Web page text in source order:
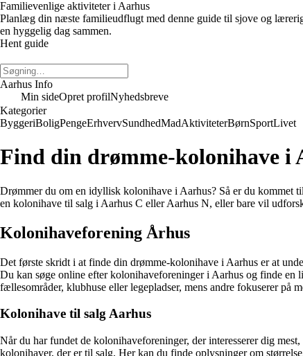
Familievenlige aktiviteter i Aarhus
Planlæg din næste familieudflugt med denne guide til sjove og
en hyggelig dag sammen.
Hent guide
Aarhus Info
Min sideOpret profilNyhedsbreve
Kategorier
ByggeriBoligPengeErhvervSundhedMadAktiviteterBørnSportLivet
Find din drømme-kolonihave i
Drømmer du om en idyllisk kolonihave i Aarhus? Så er du kommet
en kolonihave til salg i Aarhus C eller Aarhus N, eller bare vil
Kolonihaveforening Århus
Det første skridt i at finde din drømme-kolonihave i Aarhus er at
Du kan søge online efter kolonihaveforeninger i Aarhus og finde
fællesområder, klubhuse eller legepladser, mens andre fokuserer
Kolonihave til salg Aarhus
Når du har fundet de kolonihaveforeninger, der interesserer dig
kolonihaver, der er til salg. Her kan du finde oplysninger om